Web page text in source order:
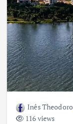
Inês Theodoro
116 views